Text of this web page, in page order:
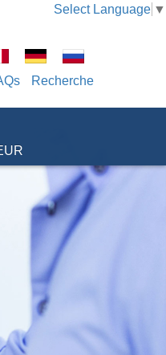
Select Language ▼
Recherche